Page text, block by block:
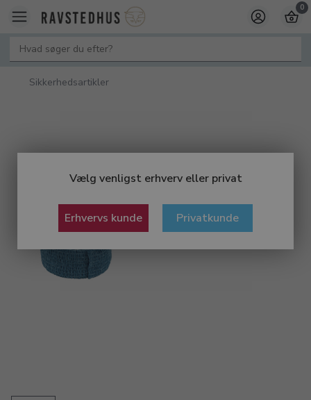
Vælg venligst erhverv eller privat
Erhvervs kunde Privatkunde
0
Sikkerhedsartikler